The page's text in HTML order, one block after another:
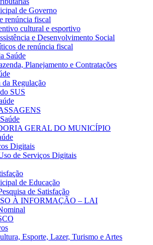
de Governo
renúncia fiscal
cultural e esportivo
e Desenvolvimento Social
de renúncia fiscal
Saúde
Planejamento e Contratações
da Regulação
SUS
GERAL DO MUNICÍPIO
Digitais
de Serviços Digitais
de Educação
de Satisfação
À INFORMAÇÃO – LAI
Esporte, Lazer, Turismo e Artes